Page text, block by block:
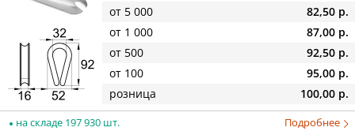
от 5 000
82,50 р.
от 1 000
87,00 р.
от 500
92,50 р.
от 100
95,00 р.
розница
100,00 р.
на складе 197 930 шт. Подробнее